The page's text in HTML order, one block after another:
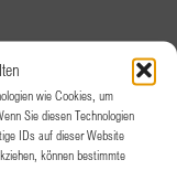
wie Cookies, um
Sie diesen Technologien
IDs auf dieser Website
können bestimmte